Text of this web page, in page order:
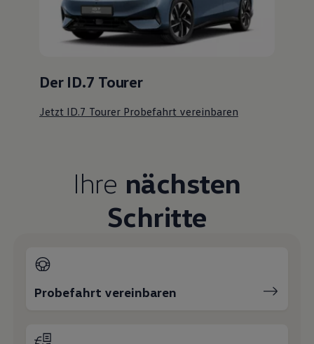
Der ID.7 Tourer
Jetzt ID.7 Tourer Probefahrt vereinbaren
Ihre nächsten
Schritte
Probefahrt vereinbaren